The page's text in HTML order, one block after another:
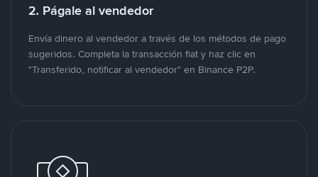
2. Págale al vendedor
Envía dinero al vendedor a través de los métodos de pago
sugeridos. Completa la transacción fiat y haz clic en
"Transferido, notificar al vendedor" en Binance P2P.